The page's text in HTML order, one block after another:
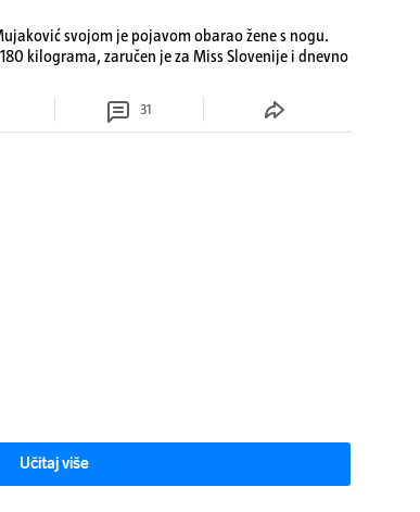
svojom je pojavom obarao žene s nogu.
kilograma, zaručen je za Miss Slovenije i dnevno
31
Učitaj više